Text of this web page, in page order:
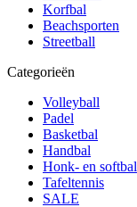
Korfbal
Beachsporten
Streetball
Categorieën
Volleyball
Padel
Basketbal
Handbal
Honk- en softbal
Tafeltennis
SALE